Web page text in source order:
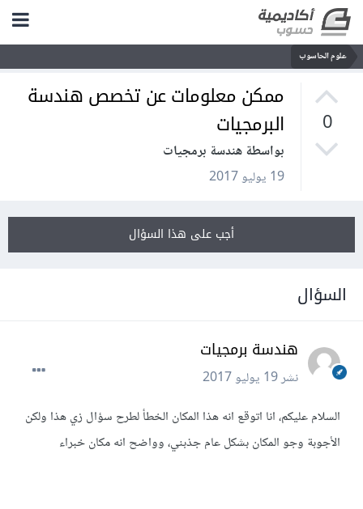
علوم الحاسوب
0
ممكن معلومات عن تخصص هندسة
البرمجيات
بواسطة هندسة برمجيات
19 يوليو 2017
أجب على هذا السؤال
السؤال
هندسة برمجيات
نشر19 يوليو 2017
السلام عليكم، انا اتوقع انه هذا المكان الخطأ لطرح سؤال زي هذا ولكن
الأجوبة وجو المكان بشكل عام جذبني، وواضح انه مكان خبراء